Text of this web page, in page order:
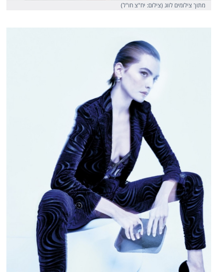
מתוך צילומים לווג (צילום: יח"צ חו"ל)